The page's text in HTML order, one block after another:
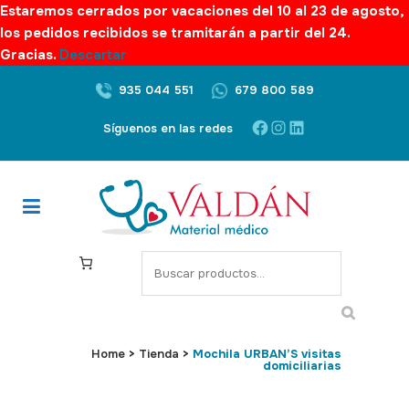
Estaremos cerrados por vacaciones del 10 al 23 de agosto,
los pedidos recibidos se tramitarán a partir del 24.
Gracias. Descartar
935 044 551 679 800 589
Síguenos en las redes Facebook
Instagram
LinkedIn
S
e
c
Home > Tienda > Mochila URBAN’S visitas
domiciliarias